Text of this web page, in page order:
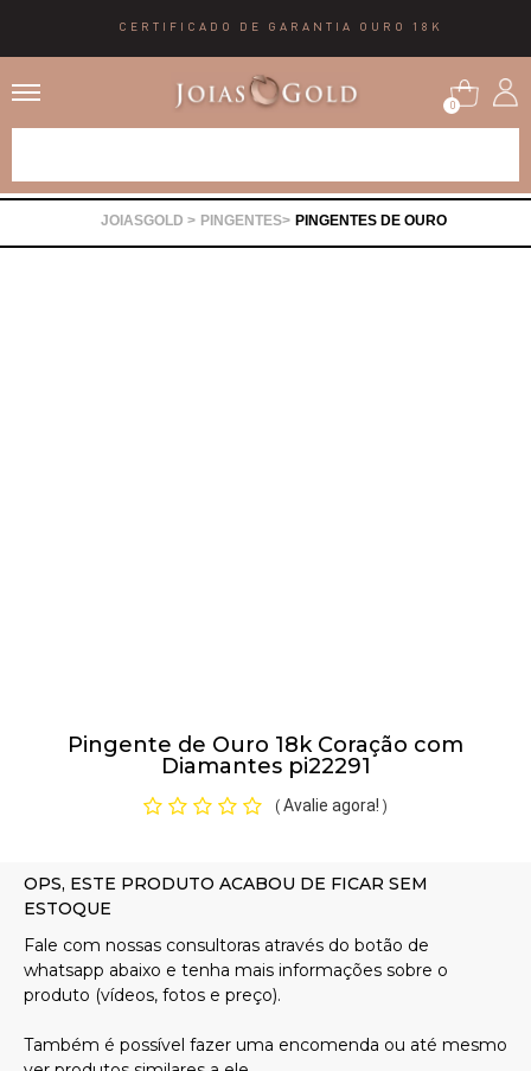
CERTIFICADO DE GARANTIA OURO 18K
0
PINGENTES PINGENTES DE OURO
Pingente de Ouro 18k Coração com
Diamantes pi22291
( Avalie agora! )
Pedras Preciosas
OFERTAS